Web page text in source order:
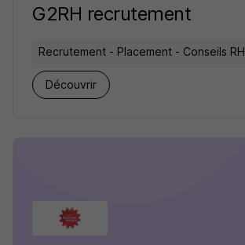
G2RH recrutement
Recrutement - Placement - Conseils RH
Découvrir